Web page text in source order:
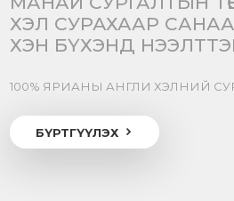
ХЭЛ СУРАХААР
ХЭН БҮХЭНД
100% ЯРИАНЫ АНГЛИ ХЭЛНИЙ
БҮРТГҮҮЛЭХ